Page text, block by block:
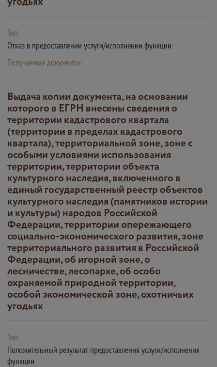
Тип:
Отказ в предоставлении услуги/исполнении функции
Получаемые документы:
Выдача копии документа, на основании
которого в ЕГРН внесены сведения о
территории кадастрового квартала
(территории в пределах кадастрового
квартала), территориальной зоне, зоне с
особыми условиями использования
территории, территории объекта
культурного наследия, включенного в
единый государственный реестр объектов
культурного наследия (памятников истории
и культуры) народов Российской
Федерации, территории опережающего
социально-экономического развития, зоне
территориального развития в Российской
Федерации, об игорной зоне, о
лесничестве, лесопарке, об особо
охраняемой природной территории,
особой экономической зоне, охотничьих
угодьях
Тип:
Положительный результат предоставления услуги/исполнения
функции